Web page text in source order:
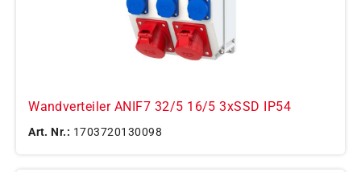
Wandverteiler ANIF7 32/5 16/5 3xSSD IP54
Art. Nr.: 1703720130098